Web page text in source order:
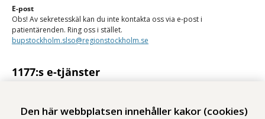
Den här webbplatsen innehåller kakor (cookies)
E-post
Obs! Av sekretesskäl kan du inte kontakta oss via e-post i
patientärenden. Ring oss i stället.
bupstockholm.slso@regionstockholm.se
1177:s e-tjänster
Logga in på 1177